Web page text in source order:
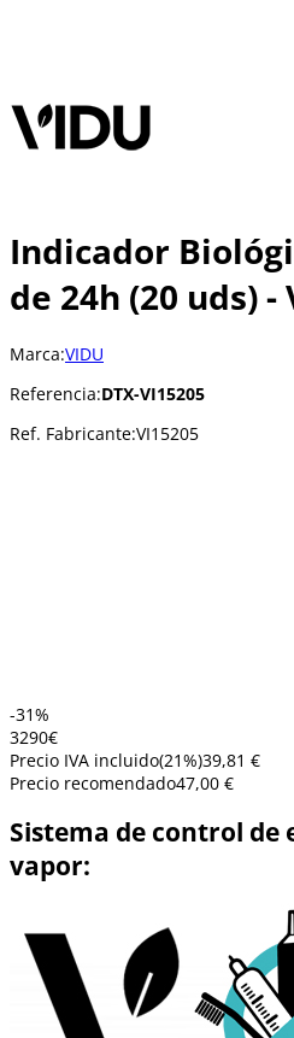
Indicador
de 24h (20 uds) -
Marca:VIDU
Referencia:DTX-VI15205
Ref. Fabricante:VI15205
-31%
3290€
Precio IVA incluido(21%)39,81 €
Precio recomendado47,00 €
Sistema de control de
vapor: